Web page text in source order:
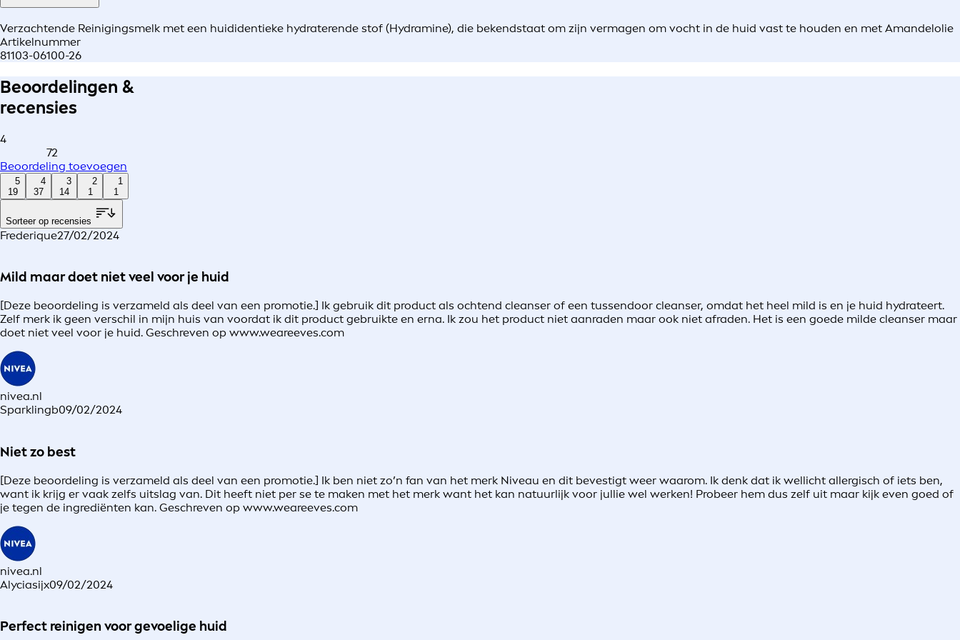
Verzachtende Reinigingsmelk met een huididentieke hydraterende stof (Hydramine), die bekendstaat om zijn vermagen om vocht in de huid vast te houden en met Amandelolie
Artikelnummer
81103-06100-26
Beoordelingen &
recensies
4
72
Beoordeling toevoegen
5
19
4
37
3
14
2
1
1
1
Sorteer op recensies
Frederique27/02/2024
Mild maar doet niet veel voor je huid
[Deze beoordeling is verzameld als deel van een promotie.] Ik gebruik dit product als ochtend cleanser of een tussendoor cleanser, omdat het heel mild is en je huid hydrateert.
Zelf merk ik geen verschil in mijn huis van voordat ik dit product gebruikte en erna. Ik zou het product niet aanraden maar ook niet afraden. Het is een goede milde cleanser maar
doet niet veel voor je huid. Geschreven op www.weareeves.com
nivea.nl
Sparklingb09/02/2024
Niet zo best
[Deze beoordeling is verzameld als deel van een promotie.] Ik ben niet zo’n fan van het merk Niveau en dit bevestigt weer waarom. Ik denk dat ik wellicht allergisch of iets ben,
want ik krijg er vaak zelfs uitslag van. Dit heeft niet per se te maken met het merk want het kan natuurlijk voor jullie wel werken! Probeer hem dus zelf uit maar kijk even goed of
je tegen de ingrediënten kan. Geschreven op www.weareeves.com
nivea.nl
Alyciasijx09/02/2024
Perfect reinigen voor gevoelige huid